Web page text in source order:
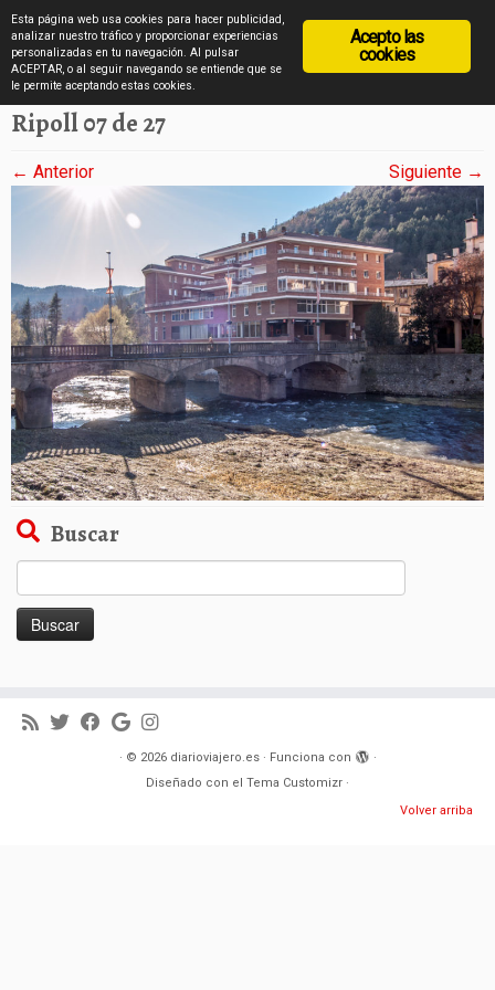
Saltar
al
contenido
diarioviajero.es
Inicio » Ripoll en 27 imágenes
Ripoll 07 de 27
← Anterior Siguiente →
Buscar
· © 2026 diarioviajero.es· Funciona con
·
Diseñado con el Tema Customizr ·
Volver arriba
Acepto las
cookies
Esta página web usa cookies para hacer publicidad,
analizar nuestro tráfico y proporcionar experiencias
personalizadas en tu navegación. Al pulsar
ACEPTAR, o al seguir navegando se entiende que se
le permite aceptando estas cookies.